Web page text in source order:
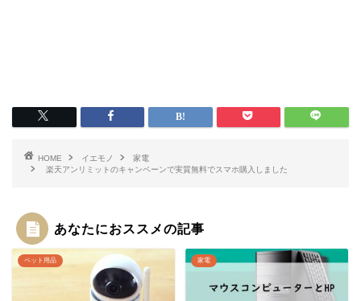
HOME イエモノ
家電
楽天アンリミットのキャンペーンで実質無料でスマホ購入しました
あなたにおススメの記事
ペット用品 家電